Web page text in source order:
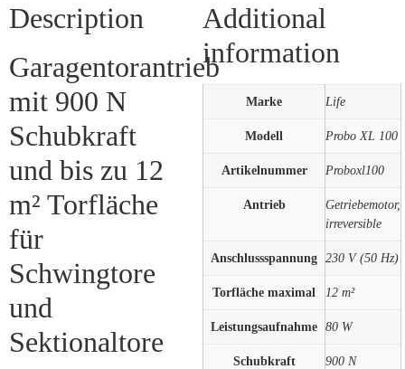
Description
Garagentorantrieb
mit 900 N
Schubkraft
und bis zu 12
m² Torfläche
für
Schwingtore
und
Sektionaltore
Additional
information
Marke Life
Modell Probo XL 100
Artikelnummer Proboxl100
Antrieb
Getriebemotor,
irreversible
Anschlussspannung 230 V (50 Hz)
Torfläche maximal 12 m²
Leistungsaufnahme 80 W
Schubkraft 900 N